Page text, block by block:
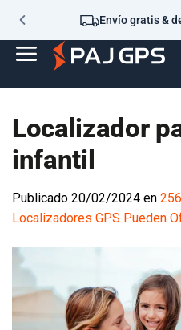
Envío gratis &
Localizador
infantil
Publicado 20/02/2024 en
Localizadores GPS Pueden